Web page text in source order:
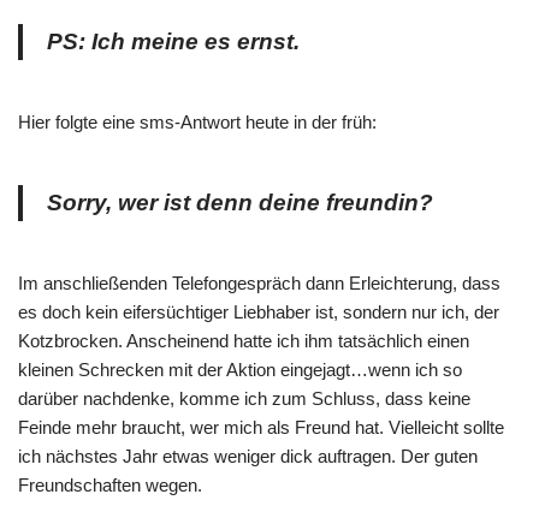
PS: Ich meine es ernst.
Hier folgte eine sms-Antwort heute in der früh:
Sorry, wer ist denn deine freundin?
Im anschließenden Telefongespräch dann Erleichterung, dass
es doch kein eifersüchtiger Liebhaber ist, sondern nur ich, der
Kotzbrocken. Anscheinend hatte ich ihm tatsächlich einen
kleinen Schrecken mit der Aktion eingejagt…wenn ich so
darüber nachdenke, komme ich zum Schluss, dass keine
Feinde mehr braucht, wer mich als Freund hat. Vielleicht sollte
ich nächstes Jahr etwas weniger dick auftragen. Der guten
Freundschaften wegen.